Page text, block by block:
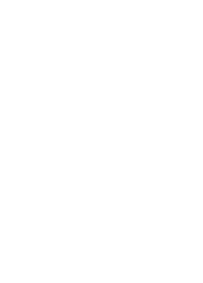
层领先，基础攻防血量、...